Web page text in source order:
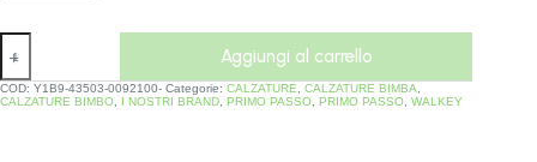
Aggiungi al carrello
COD: Y1B9-43503-0092100- Categorie: CALZATURE CALZATURE BIMBA
CALZATURE BIMBO
I NOSTRI BRAND PRIMO PASSO PRIMO PASSO WALKEY